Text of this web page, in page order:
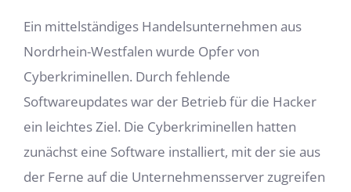
Ein mittelständiges Handelsunternehmen aus
Nordrhein-Westfalen wurde Opfer von
Cyberkriminellen. Durch fehlende
Softwareupdates war der Betrieb für die Hacker
ein leichtes Ziel. Die Cyberkriminellen hatten
zunächst eine Software installiert, mit der sie aus
der Ferne auf die Unternehmensserver zugreifen